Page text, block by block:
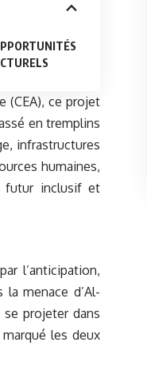
(CEA), ce projet
en tremplins
infrastructures
humaines,
futur inclusif et
l’anticipation,
menace d’Al-
projeter dans
les deux